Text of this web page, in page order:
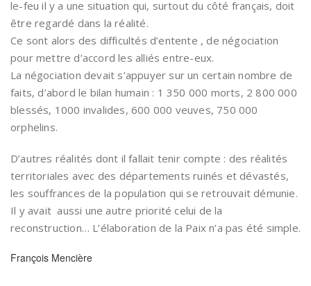
le-feu il y a une situation qui, surtout du côté français, doit
être regardé dans la réalité.
Ce sont alors des difficultés d’entente , de négociation
pour mettre d’accord les alliés entre-eux.
La négociation devait s’appuyer sur un certain nombre de
faits, d’abord le bilan humain : 1 350 000 morts, 2 800 000
blessés, 1000 invalides, 600 000 veuves, 750 000
orphelins.
D’autres réalités dont il fallait tenir compte : des réalités
territoriales avec des départements ruinés et dévastés,
les souffrances de la population qui se retrouvait démunie.
Il y avait aussi une autre priorité celui de la
reconstruction… L’élaboration de la Paix n’a pas été simple.
François Mencière